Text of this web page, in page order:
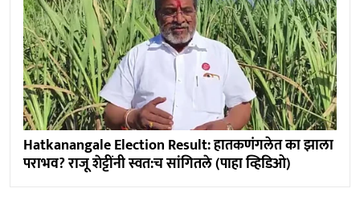
Hatkanangale Election Result: हातकणंगलेत का झाला
पराभव? राजू शेट्टींनी स्वत:च सांगितले (पाहा व्हिडिओ)